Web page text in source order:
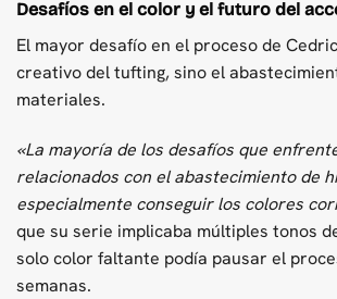
Desafíos en el color y el futuro del
El mayor desafío en el proceso de
creativo del tufting, sino el
materiales.
«La mayoría de los desafíos que
relacionados con el abastecimiento de
especialmente conseguir los colores
que su serie implicaba múltiples tonos
solo color faltante podía pausar el
semanas.